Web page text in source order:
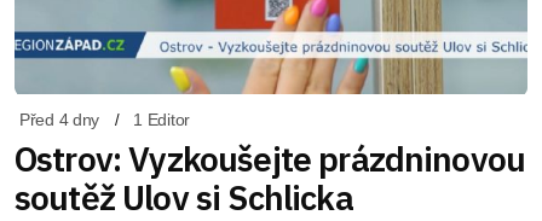
Před 4 dny 1 Editor
Ostrov: Vyzkoušejte prázdninovou
soutěž Ulov si Schlicka